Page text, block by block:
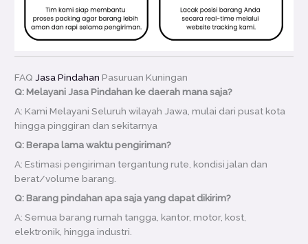
FAQJasa Pindahan Pasuruan Kuningan
Q: Melayani Jasa Pindahan ke daerah mana saja?
A: Kami Melayani Seluruh wilayah Jawa, mulai dari pusat kota
hingga pinggiran dan sekitarnya
Q: Berapa lama waktu pengiriman?
A: Estimasi pengiriman tergantung rute, kondisi jalan dan
berat/volume barang.
Q: Barang pindahan apa saja yang dapat dikirim?
A: Semua barang rumah tangga, kantor, motor, kost,
elektronik, hingga industri.